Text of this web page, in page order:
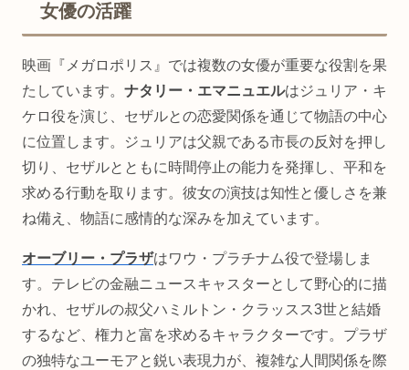
女優の活躍
映画『メガロポリス』では複数の女優が重要な役割を果
たしています。 ナタリー・エマニュエルはジュリア・キ
ケロ役を演じ、セザルとの恋愛関係を通じて物語の中心
に位置します。ジュリアは父親である市長の反対を押し
切り、セザルとともに時間停止の能力を発揮し、平和を
求める行動を取ります。彼女の演技は知性と優しさを兼
ね備え、物語に感情的な深みを加えています。
オーブリー・プラザはワウ・プラチナム役で登場しま
す。テレビの金融ニュースキャスターとして野心的に描
かれ、セザルの叔父ハミルトン・クラッスス3世と結婚
するなど、権力と富を求めるキャラクターです。プラザ
の独特なユーモアと鋭い表現力が、複雑な人間関係を際